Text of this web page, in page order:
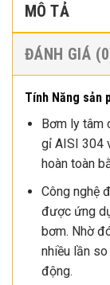
MÔ TẢ
ĐÁNH GIÁ
Tính Năng sản
Bơm ly tâm
gỉ AISI 304
hoàn toàn
Công nghệ
được ứng
bơm. Nhờ
nhiều lần
động.